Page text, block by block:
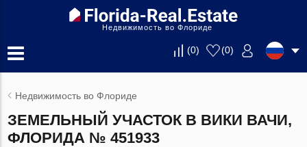
Недвижимость во Флориде
(0) (0)
Недвижимость во Флориде
ЗЕМЕЛЬНЫЙ УЧАСТОК В ВИКИ ВАЧИ,
ФЛОРИДА № 451933